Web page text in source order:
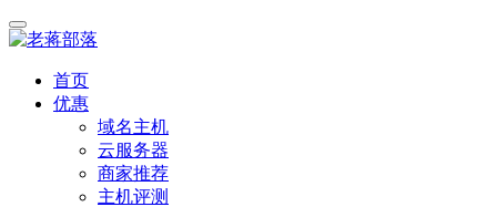
首页
优惠
域名主机
云服务器
商家推荐
主机评测